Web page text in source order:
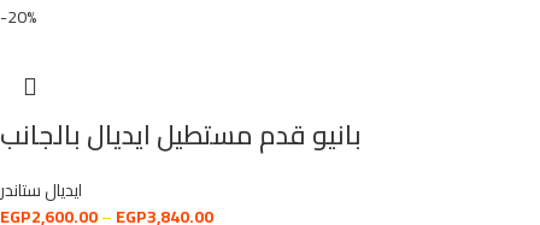
-20%
بانيو قدم مستطيل ايديال بالجانب
ايديال ستاندر
EGP2,600.00–EGP3,840.00